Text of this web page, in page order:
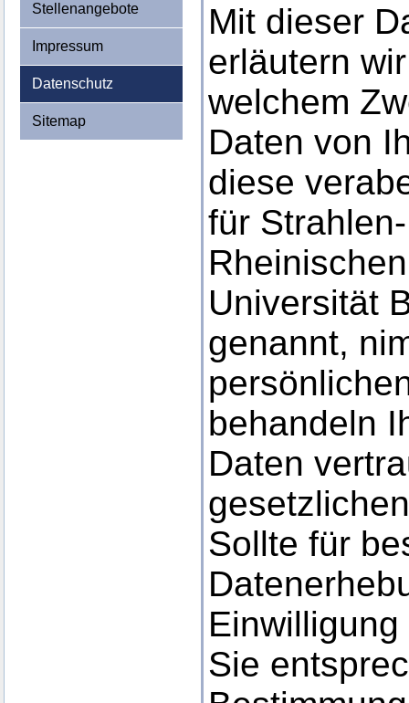
Stellenangebote
Impressum
Datenschutz
Sitemap
Mit dieser
erläutern
welchem
Daten von
diese
für
Universität
genannt,
behandeln
Daten
Sollte für
Sie